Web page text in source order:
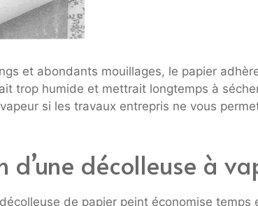
et abondants mouillages, le papier
trop humide et mettrait longtemps à
si les travaux entrepris ne vous
d’une décolleuse à
de papier peint économise temps